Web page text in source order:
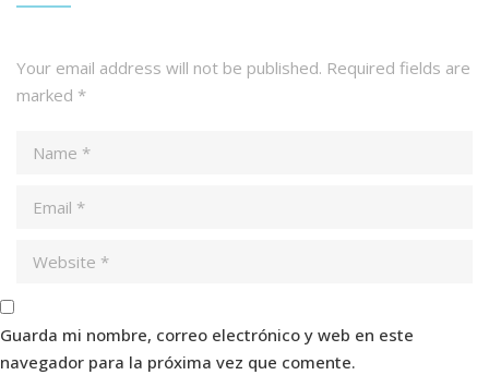
Your email address will not be published. Required fields are
marked *
Guarda mi nombre, correo electrónico y web en este
navegador para la próxima vez que comente.